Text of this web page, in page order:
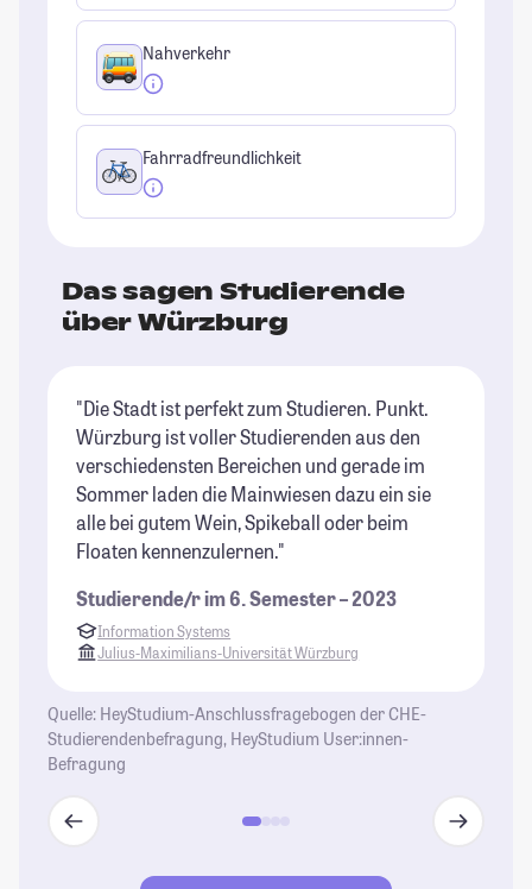
Nahverkehr
Fahrradfreundlichkeit
Das sagen Studierende
über Würzburg
"Die Stadt ist perfekt zum Studieren. Punkt.
Würzburg ist voller Studierenden aus den
verschiedensten Bereichen und gerade im
Sommer laden die Mainwiesen dazu ein sie
alle bei gutem Wein, Spikeball oder beim
Floaten kennenzulernen."
Studierende/r im 6. Semester – 2023
Information Systems
Julius-Maximilians-Universität Würzburg
Quelle: HeyStudium-Anschlussfragebogen der CHE-
Studierendenbefragung, HeyStudium User:innen-
Befragung